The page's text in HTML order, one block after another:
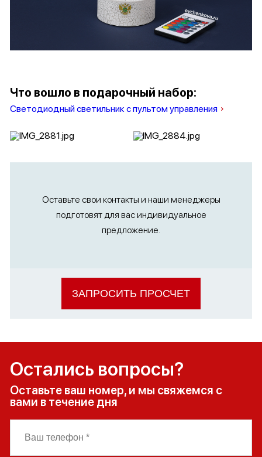
Что вошло в подарочный набор:
Светодиодный светильник с пультом управления
ЗАПРОСИТЬ ПРОСЧЕТ
Оставьте свои контакты и наши менеджеры
подготовят для вас индивидуальное
предложение.
Остались вопросы?
Оставьте ваш номер, и мы свяжемся с
вами в течение дня